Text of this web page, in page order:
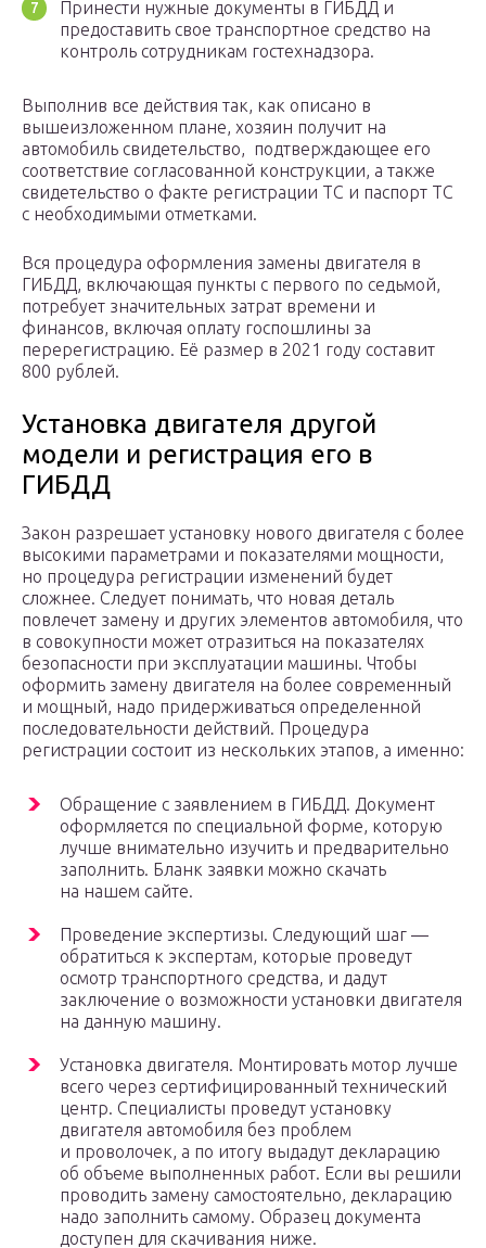
Принести нужные документы в ГИБДД и
предоставить свое транспортное средство на
контроль сотрудникам гостехнадзора.
Выполнив все действия так, как описано в
вышеизложенном плане, хозяин получит на
автомобиль свидетельство, подтверждающее его
соответствие согласованной конструкции, а также
свидетельство о факте регистрации ТС и паспорт ТС
с необходимыми отметками.
Вся процедура оформления замены двигателя в
ГИБДД, включающая пункты с первого по седьмой,
потребует значительных затрат времени и
финансов, включая оплату госпошлины за
перерегистрацию. Её размер в 2021 году составит
800 рублей.
Установка двигателя другой
модели и регистрация его в
ГИБДД
Закон разрешает установку нового двигателя с более
высокими параметрами и показателями мощности,
но процедура регистрации изменений будет
сложнее. Следует понимать, что новая деталь
повлечет замену и других элементов автомобиля, что
в совокупности может отразиться на показателях
безопасности при эксплуатации машины. Чтобы
оформить замену двигателя на более современный
и мощный, надо придерживаться определенной
последовательности действий. Процедура
регистрации состоит из нескольких этапов, а именно:
Обращение с заявлением в ГИБДД. Документ
оформляется по специальной форме, которую
лучше внимательно изучить и предварительно
заполнить. Бланк заявки можно скачать
на нашем сайте.
Проведение экспертизы. Следующий шаг —
обратиться к экспертам, которые проведут
осмотр транспортного средства, и дадут
заключение о возможности установки двигателя
на данную машину.
Установка двигателя. Монтировать мотор лучше
всего через сертифицированный технический
центр. Специалисты проведут установку
двигателя автомобиля без проблем
и проволочек, а по итогу выдадут декларацию
об объеме выполненных работ. Если вы решили
проводить замену самостоятельно, декларацию
надо заполнить самому. Образец документа
доступен для скачивания ниже.